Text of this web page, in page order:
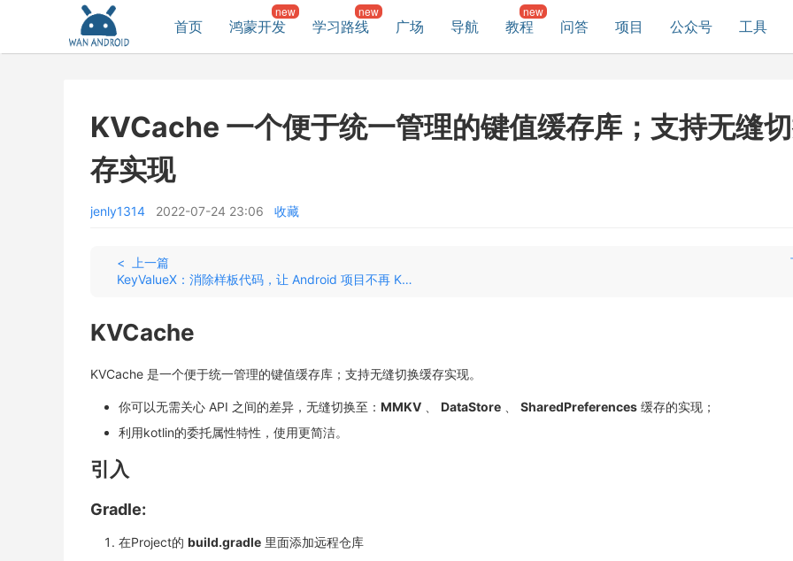
首页 鸿蒙开发 学习路线 广场 导航 教程 问答 项目 公众号 工具
KVCache 一个便于统一管理的键值缓存库；支持无缝
存实现
jenly1314 2022-07-24 23:06 收藏
< 上一篇
KeyValueX：消除样板代码，让 Android 项目不再 KV 爆炸
KVCache
KVCache 是一个便于统一管理的键值缓存库；支持无缝切换缓存实现。
你可以无需关心 API 之间的差异，无缝切换至： MMKV DataStore SharedPreferences 缓存的实现；
利用kotlin的委托属性特性，使用更简洁。
引入
Gradle:
在Project的 build.gradle 里面添加远程仓库